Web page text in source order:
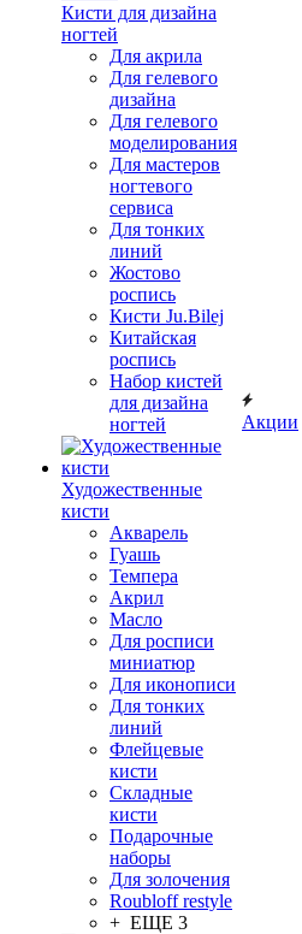
Кисти для дизайна
ногтей
Для акрила
Для гелевого
дизайна
Для гелевого
моделирования
Для мастеров
ногтевого
сервиса
Для тонких
линий
Жостово
роспись
Кисти Ju.Bilej
Китайская
роспись
Набор кистей
для дизайна
ногтей
Художественные
кисти
Акварель
Гуашь
Темпера
Акрил
Масло
Для росписи
миниатюр
Для иконописи
Для тонких
линий
Флейцевые
кисти
Складные
кисти
Подарочные
наборы
Для золочения
Roubloff restyle
+ ЕЩЕ 3
Акции